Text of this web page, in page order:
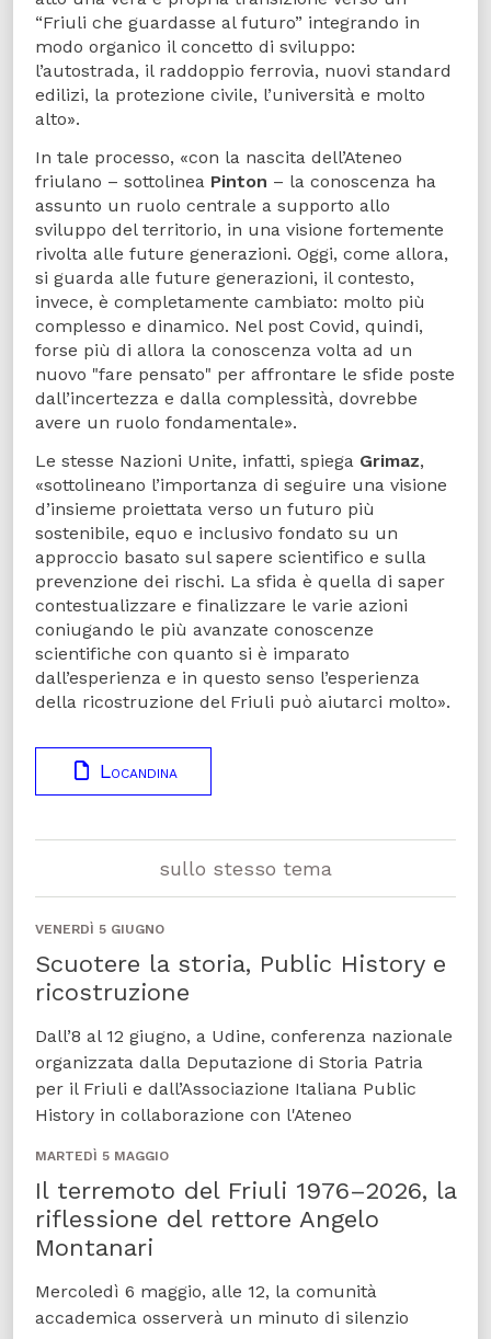
“Friuli che guardasse al futuro” integrando in
modo organico il concetto di sviluppo:
l’autostrada, il raddoppio ferrovia, nuovi standard
edilizi, la protezione civile, l’università e molto
alto».
In tale processo, «con la nascita dell’Ateneo
friulano – sottolinea Pinton – la conoscenza ha
assunto un ruolo centrale a supporto allo
sviluppo del territorio, in una visione fortemente
rivolta alle future generazioni. Oggi, come allora,
si guarda alle future generazioni, il contesto,
invece, è completamente cambiato: molto più
complesso e dinamico. Nel post Covid, quindi,
forse più di allora la conoscenza volta ad un
nuovo "fare pensato" per affrontare le sfide poste
dall’incertezza e dalla complessità, dovrebbe
avere un ruolo fondamentale».
Le stesse Nazioni Unite, infatti, spiega Grimaz,
«sottolineano l’importanza di seguire una visione
d’insieme proiettata verso un futuro più
sostenibile, equo e inclusivo fondato su un
approccio basato sul sapere scientifico e sulla
prevenzione dei rischi. La sfida è quella di saper
contestualizzare e finalizzare le varie azioni
coniugando le più avanzate conoscenze
scientifiche con quanto si è imparato
dall’esperienza e in questo senso l’esperienza
della ricostruzione del Friuli può aiutarci molto».
Locandina
sullo stesso tema
VENERDÌ 5 GIUGNO
Scuotere la storia, Public History e
ricostruzione
Dall’8 al 12 giugno, a Udine, conferenza nazionale
organizzata dalla Deputazione di Storia Patria
per il Friuli e dall’Associazione Italiana Public
History in collaborazione con l'Ateneo
MARTEDÌ 5 MAGGIO
Il terremoto del Friuli 1976–2026, la
riflessione del rettore Angelo
Montanari
Mercoledì 6 maggio, alle 12, la comunità
accademica osserverà un minuto di silenzio